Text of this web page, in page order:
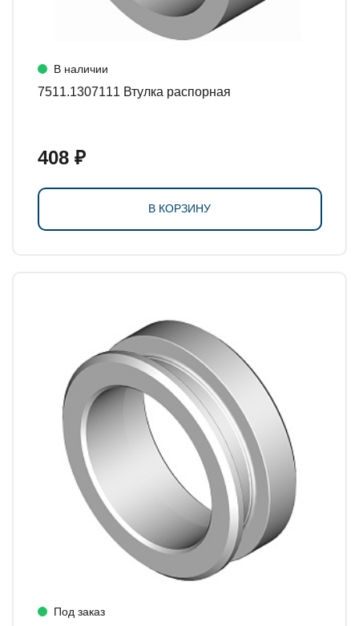
В наличии
7511.1307111 Втулка распорная
408 ₽
В КОРЗИНУ
Под заказ